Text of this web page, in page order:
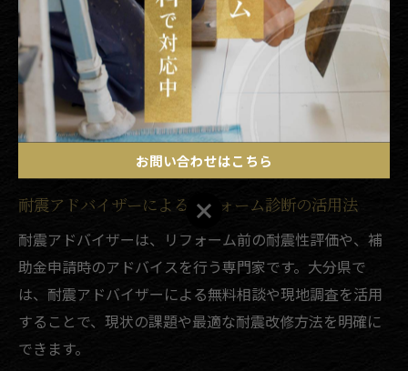
して工事を進められます。
耐震診断士は、補助金の対象となる診断や工事内容を熟
知しているため、無駄のないリフォーム計画を立てる上
で不可欠な存在です。失敗例として、診断を受けずに自
己判断で工事を進めた結果、補助金が受けられなかった
ケースもあるため注意しましょう。
耐震アドバイザーによるリフォーム診断の活用法
耐震アドバイザーは、リフォーム前の耐震性評価や、補
助金申請時のアドバイスを行う専門家です。大分県で
は、耐震アドバイザーによる無料相談や現地調査を活用
することで、現状の課題や最適な耐震改修方法を明確に
できます。
お問い合わせはこちら
お問い合わせはこちら